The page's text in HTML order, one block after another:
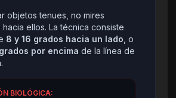
objetos tenues, no mires
ellos. La técnica consiste
8 y 16 grados hacia un lado , o
por encima de la línea de
BIOLÓGICA: